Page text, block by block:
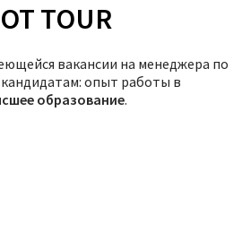
TOUR
вакансии на менеджера по
опыт работы в
образование.